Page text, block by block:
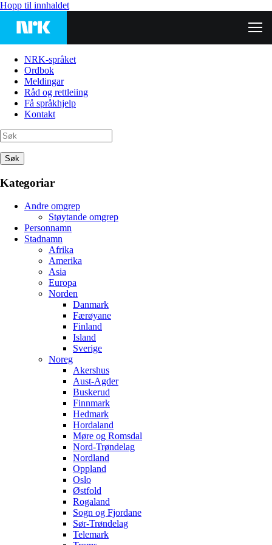
Hopp til innhaldet
NRK-språket
Ordbok
Meldingar
Råd og rettleiing
Få språkhjelp
Kontakt
Søk
Kategoriar
Andre omgrep
Støytande omgrep
Personnamn
Stadnamn
Afrika
Amerika
Asia
Europa
Norden
Danmark
Færøyane
Finland
Island
Sverige
Noreg
Akershus
Aust-Agder
Buskerud
Finnmark
Hedmark
Hordaland
Møre og Romsdal
Nord-Trøndelag
Nordland
Oppland
Oslo
Østfold
Rogaland
Sogn og Fjordane
Sør-Trøndelag
Telemark